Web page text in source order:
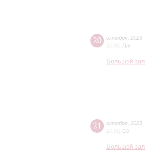
20 октября 2023
20:00 Пт
Большой зал
21 октября 2023
20:00 Сб
Большой зал